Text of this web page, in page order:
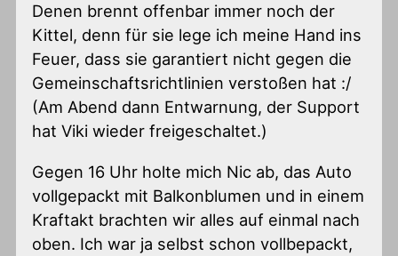
Denen brennt offenbar immer noch der
Kittel, denn für sie lege ich meine Hand ins
Feuer, dass sie garantiert nicht gegen die
Gemeinschaftsrichtlinien verstoßen hat :/
(Am Abend dann Entwarnung, der Support
hat Viki wieder freigeschaltet.)
Gegen 16 Uhr holte mich Nic ab, das Auto
vollgepackt mit Balkonblumen und in einem
Kraftakt brachten wir alles auf einmal nach
oben. Ich war ja selbst schon vollbepackt,